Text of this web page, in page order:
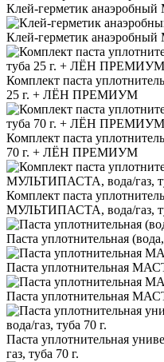
Клей-герметик анаэробный
Клей-герметик анаэробный
Комплект паста
25 г. + ЛЁН ПРЕМИУМ
Комплект паста
70 г. + ЛЁН ПРЕМИУМ
Комплект паста
МУЛЬТИПАСТА, вода/газ,
Паста уплотнительная
Паста уплотнительная
Паста уплотнительная
Паста уплотнительная
газ, туба 70 г.